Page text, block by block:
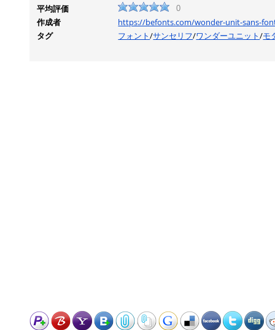
平均評価
0
作成者
https://befonts.com/wonder-unit-sans-
タグ
フォント/サンセリフ/ワンダーユニット/モ